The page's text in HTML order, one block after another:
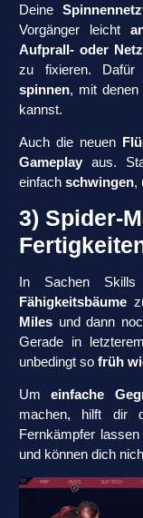
Deine
Vorgänger leicht
Aufprall- oder
zu fixieren.
spinnen, mit denen
kannst.
Auch die neuen
Gameplay aus.
einfach schwingen,
3) Spider-
In Sachen
Fähigkeitsbäume
Miles und dann
Gerade in
unbedingt so früh
Umeinfache
machen, hilft dir
Fernkämpfer
und können dich